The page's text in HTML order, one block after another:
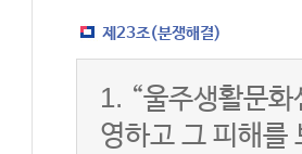
제23조(분쟁해결)
1. “울주생활문
영하고 그 피해를